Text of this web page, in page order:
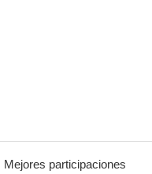
Mejores participaciones